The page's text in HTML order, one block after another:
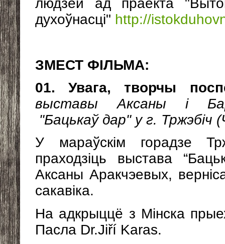
людзей ад праекта
духоўнасці" http://
ЗМЕСТ ФІЛЬМА:
01. Увага, творчы
выставы Аксаны і
"Бацькаў дар" у г. Тржэбіч
У мараўскім горадзе
праходзіць выстава
Аксаны Аракчэевых,
сакавіка.
На адкрыццё з Мінска
Пасла Dr.Jiří Karas.